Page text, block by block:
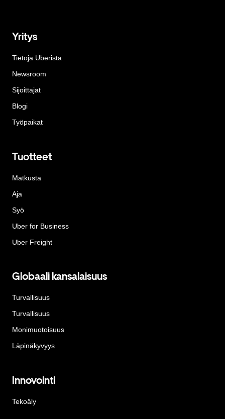
Yritys
Tietoja Uberista
Newsroom
Sijoittajat
Blogi
Työpaikat
Tuotteet
Matkusta
Aja
Syö
Uber for Business
Uber Freight
Globaali kansalaisuus
Turvallisuus
Turvallisuus
Monimuotoisuus
Läpinäkyvyys
Innovointi
Tekoäly